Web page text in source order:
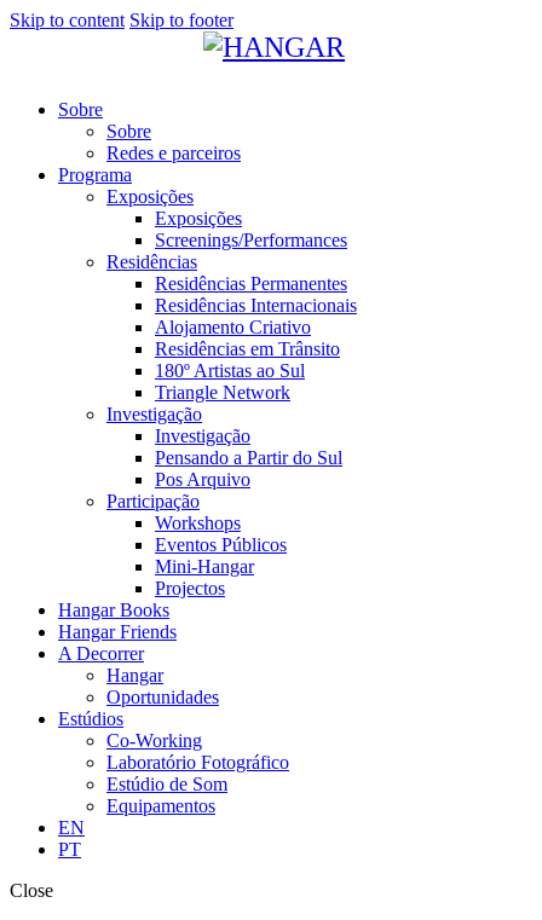
Skip to content Skip to footer
Sobre
Sobre
Redes e parceiros
Programa
Exposições
Exposições
Screenings/Performances
Residências
Residências Permanentes
Residências Internacionais
Alojamento Criativo
Residências em Trânsito
180º Artistas ao Sul
Triangle Network
Investigação
Investigação
Pensando a Partir do Sul
Pos Arquivo
Participação
Workshops
Eventos Públicos
Mini-Hangar
Projectos
Hangar Books
Hangar Friends
A Decorrer
Hangar
Oportunidades
Estúdios
Co-Working
Laboratório Fotográfico
Estúdio de Som
Equipamentos
EN
PT
Close